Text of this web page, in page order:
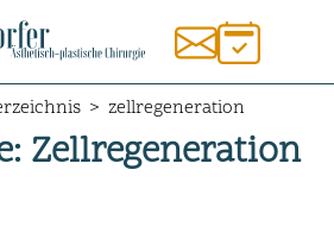
> zellregeneration
: Zellregeneration